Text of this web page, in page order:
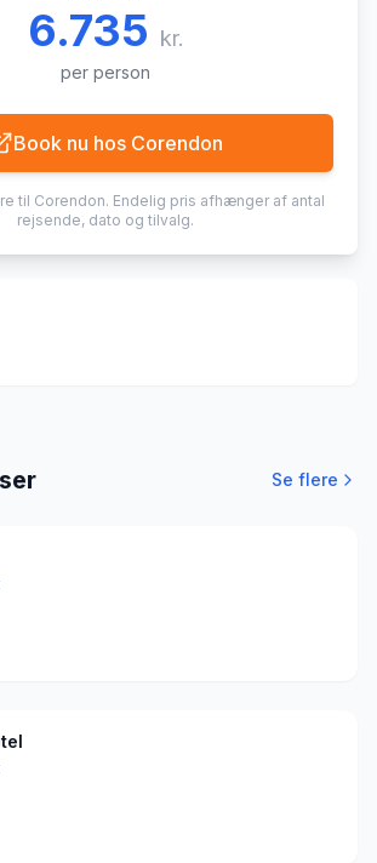
6.735 kr.
per person
Book nu hos Corendon
til Corendon. Endelig pris afhænger af antal
rejsende, dato og tilvalg.
Se flere